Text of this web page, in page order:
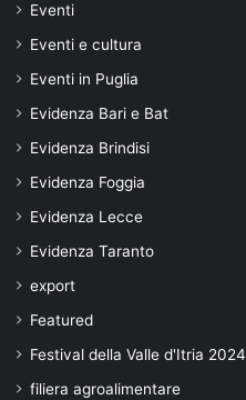
Eventi
Eventi e cultura
Eventi in Puglia
Evidenza Bari e Bat
Evidenza Brindisi
Evidenza Foggia
Evidenza Lecce
Evidenza Taranto
export
Featured
Festival della Valle d'Itria 2024
filiera agroalimentare